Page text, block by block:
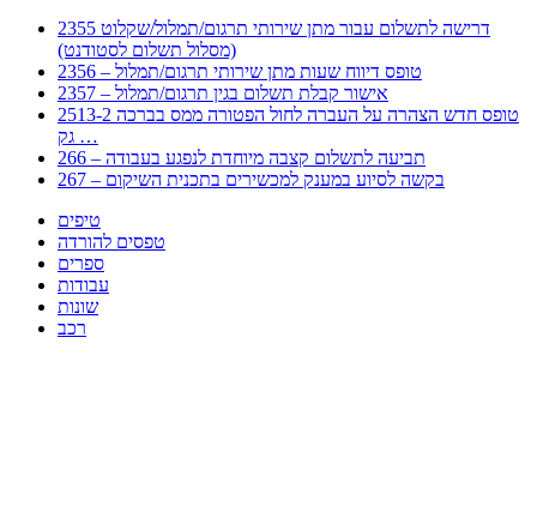
2355 דרישה לתשלום עבור מתן שירותי תרגום/תמלול/שקלוט
(מסלול תשלום לסטודנט)
2356 – טופס דיווח שעות מתן שירותי תרגום/תמלול
2357 – אישור קבלת תשלום בגין תרגום/תמלול
2513-2 טופס חדש הצהרה על העברה לחול הפטורה ממס בברכה
גק …
266 – תביעה לתשלום קצבה מיוחדת לנפגע בעבודה
267 – בקשה לסיוע במענק למכשירים בתכנית השיקום
טיפים
טפסים להורדה
ספרים
עבודות
שונות
רכב